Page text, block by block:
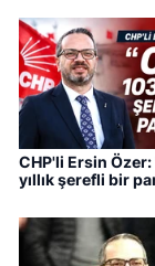
CHP'li Ersin Özer:
yıllık şerefli bir